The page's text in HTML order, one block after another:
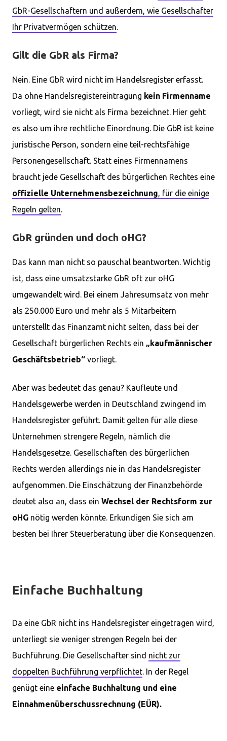
GbR-Gesellschaftern und außerdem, wie Gesellschafter
Ihr Privatvermögen schützen.
Gilt die GbR als Firma?
Nein. Eine GbR wird nicht im Handelsregister erfasst.
Da ohne Handelsregistereintragung kein Firmenname
vorliegt, wird sie nicht als Firma bezeichnet. Hier geht
es also um ihre rechtliche Einordnung. Die GbR ist keine
juristische Person, sondern eine teil-rechtsfähige
Personengesellschaft. Statt eines Firmennamens
braucht jede Gesellschaft des bürgerlichen Rechtes eine
offizielle Unternehmensbezeichnung, für die einige
Regeln gelten.
GbR gründen und doch oHG?
Das kann man nicht so pauschal beantworten. Wichtig
ist, dass eine umsatzstarke GbR oft zur oHG
umgewandelt wird. Bei einem Jahresumsatz von mehr
als 250.000 Euro und mehr als 5 Mitarbeitern
unterstellt das Finanzamt nicht selten, dass bei der
Gesellschaft bürgerlichen Rechts ein „kaufmännischer
Geschäftsbetrieb“ vorliegt.
Aber was bedeutet das genau? Kaufleute und
Handelsgewerbe werden in Deutschland zwingend im
Handelsregister geführt. Damit gelten für alle diese
Unternehmen strengere Regeln, nämlich die
Handelsgesetze. Gesellschaften des bürgerlichen
Rechts werden allerdings nie in das Handelsregister
aufgenommen. Die Einschätzung der Finanzbehörde
deutet also an, dass ein Wechsel der Rechtsform zur
oHG nötig werden könnte. Erkundigen Sie sich am
besten bei Ihrer Steuerberatung über die Konsequenzen.
Einfache Buchhaltung
Da eine GbR nicht ins Handelsregister eingetragen wird,
unterliegt sie weniger strengen Regeln bei der
Buchführung. Die Gesellschafter sind nicht zur
doppelten Buchführung verpflichtet. In der Regel
genügt eine einfache Buchhaltung und eine
Einnahmenüberschussrechnung (EÜR).